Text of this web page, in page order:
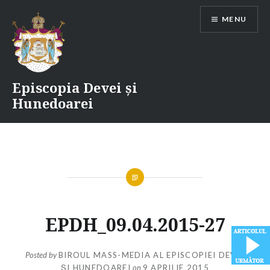
content
Episcopia Devei și
Hunedoarei
MENU
EPDH_09.04.2015-27
Posted byBIROUL MASS-MEDIA AL EPISCOPIEI DEVEI
ȘI HUNEDOAREI on 9 APRILIE 2015